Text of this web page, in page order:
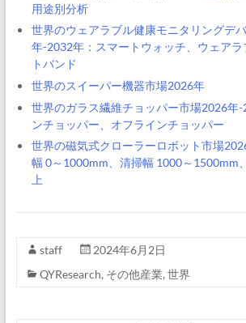
用途別分析
世界のウェアラブル健康モニタリングデ
年-2032年：スマートウォッチ、ウェア
トバンド
世界のスイーパー機器市場2026年
世界のガラス繊維チョッパー市場2026年
ンチョッパー、オフラインチョッパー
世界の磁気式クローラーロボット市場
幅 0～1000mm、清掃幅 1000～1500mm
上
staff
2024年6月2日
QYResearch, その他産業, 世界